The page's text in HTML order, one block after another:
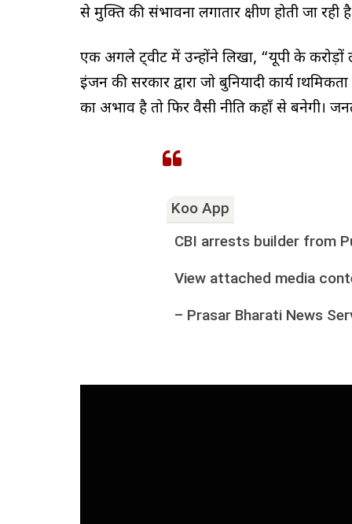
से मुक्ति की संभावना लगातार क्षीण होती जा रही
एक अगले ट्वीट में उन्होंने लिखा, “यूपी के
इंजन की सरकार द्वारा जो बुनियादी कार्य
का अभाव है तो फिर वैसी नीति कहाँ से
Koo App
CBI arrests builder from
View attached media
– Prasar Bharati News